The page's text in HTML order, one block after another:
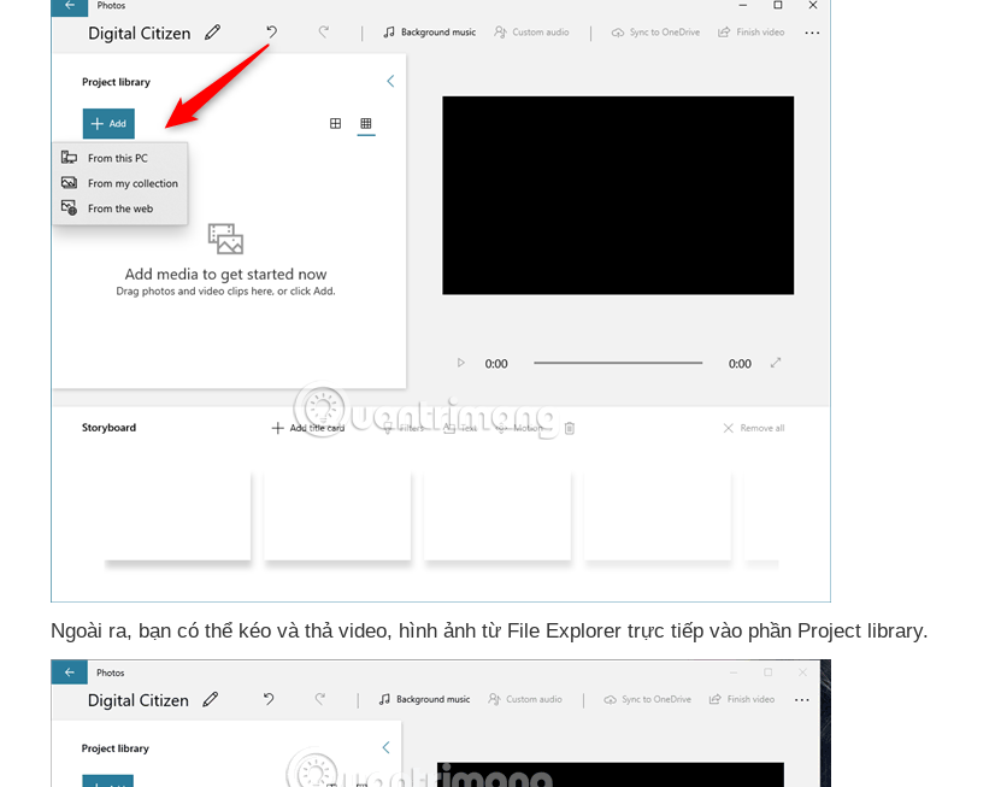
Ngoài ra, bạn có thể kéo và thả video, hình ảnh từ File Explorer trực tiếp vào phần Project library.